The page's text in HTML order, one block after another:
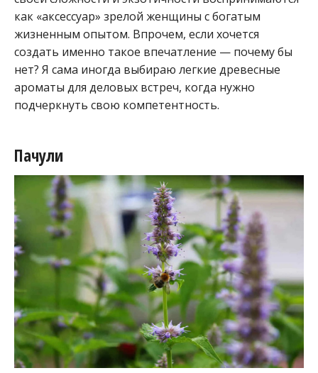
как «аксессуар» зрелой женщины с богатым
жизненным опытом. Впрочем, если хочется
создать именно такое впечатление — почему бы
нет? Я сама иногда выбираю легкие древесные
ароматы для деловых встреч, когда нужно
подчеркнуть свою компетентность.
Пачули